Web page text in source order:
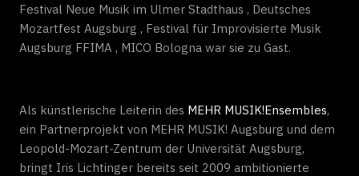
Festival Neue Musik im Ulmer Stadthaus , Deutsches
Mozartfest Augsburg , Festival für Improvisierte Musik
Augsburg FFIMA , MICO Bologna war sie zu Gast.
Als künstlerische Leiterin des MEHR MUSIK!Ensembles,
ein Partnerprojekt von MEHR MUSIK! Augsburg und dem
Leopold-Mozart-Zentrum der Universität Augsburg,
bringt Iris Lichtinger bereits seit 2009 ambitionierte